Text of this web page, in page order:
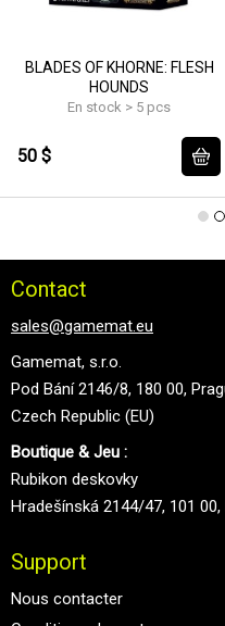
BLADES OF KHORNE: FLESH
HOUNDS
En stock > 5 pcs
50 $
Contact
sales@gamemat.eu
Gamemat, s.r.o.
Pod Bání 2146/8, 180 00,
Czech Republic (EU)
Boutique & Jeu :
Rubikon deskovky
Hradešínská 2144/47, 101 00,
Support
Nous contacter